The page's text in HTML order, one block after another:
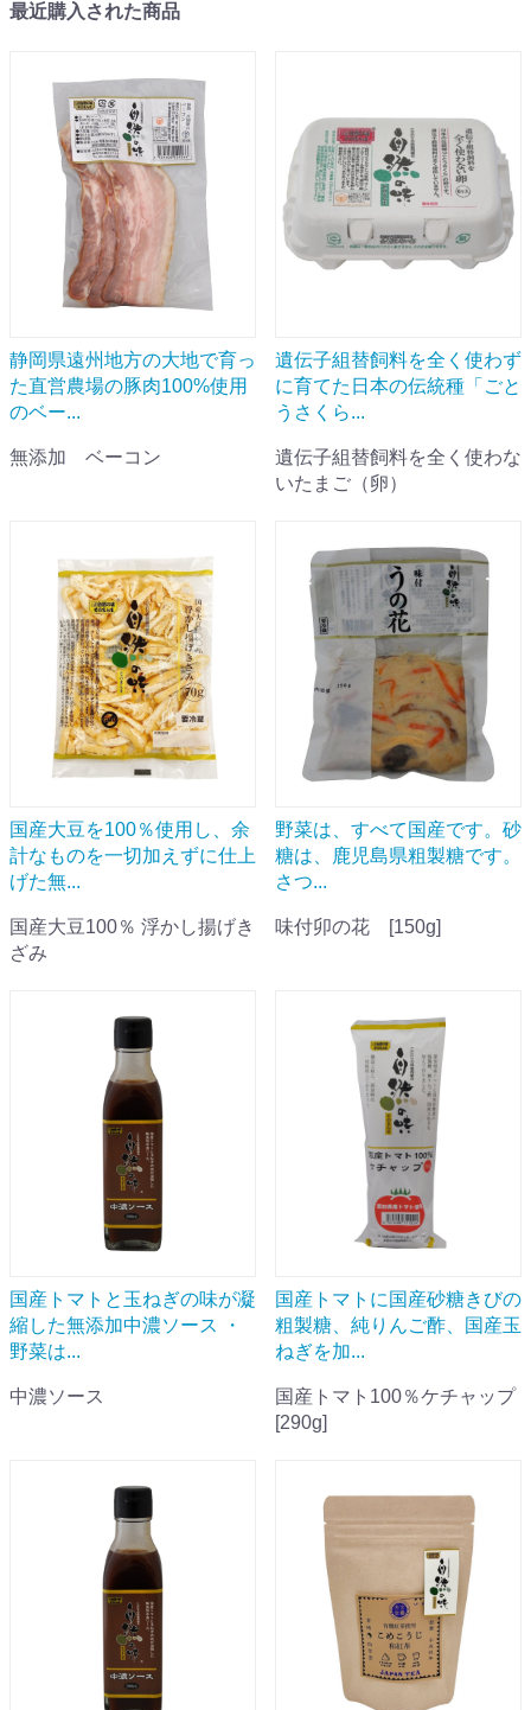
最近購入された商品
静岡県遠州地方の大地で育っ
た直営農場の豚肉100%使用
のベー...
無添加 ベーコン
遺伝子組替飼料を全く使わず
に育てた日本の伝統種「ごと
うさくら...
遺伝子組替飼料を全く使わな
いたまご（卵）
国産大豆を100％使用し、余
計なものを一切加えずに仕上
げた無...
国産大豆100％ 浮かし揚げき
ざみ
野菜は、すべて国産です。砂
糖は、鹿児島県粗製糖です。
さつ...
味付卯の花 [150g]
国産トマトと玉ねぎの味が凝
縮した無添加中濃ソース ・
野菜は...
中濃ソース
国産トマトに国産砂糖きびの
粗製糖、純りんご酢、国産玉
ねぎを加...
国産トマト100％ケチャップ
[290g]